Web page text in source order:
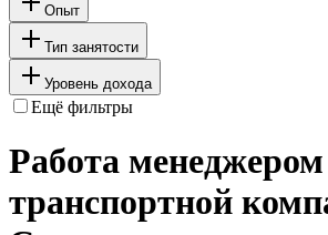
Опыт
Тип занятости
Уровень дохода
Ещё фильтры
Работа
транспортной